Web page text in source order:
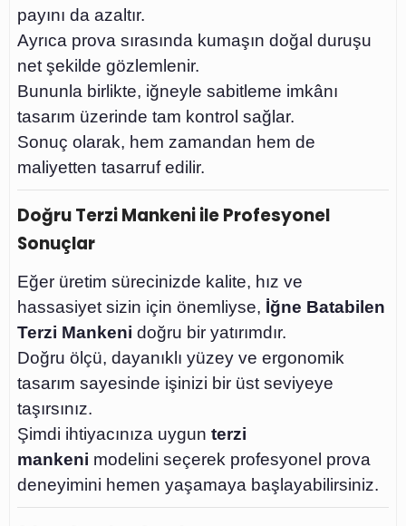
payını da azaltır.
Ayrıca prova sırasında kumaşın doğal duruşu
net şekilde gözlemlenir.
Bununla birlikte, iğneyle sabitleme imkânı
tasarım üzerinde tam kontrol sağlar.
Sonuç olarak, hem zamandan hem de
maliyetten tasarruf edilir.
Doğru Terzi Mankeni ile Profesyonel
Sonuçlar
Eğer üretim sürecinizde kalite, hız ve
hassasiyet sizin için önemliyse, İğne Batabilen
Terzi Mankeni doğru bir yatırımdır.
Doğru ölçü, dayanıklı yüzey ve ergonomik
tasarım sayesinde işinizi bir üst seviyeye
taşırsınız.
Şimdi ihtiyacınıza uygun terzi
mankeni modelini seçerek profesyonel prova
deneyimini hemen yaşamaya başlayabilirsiniz.